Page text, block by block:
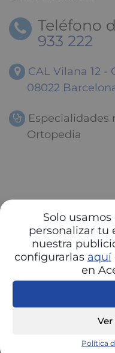
Solo
personalizar tu
nuestra
configurarlas aquí
en
Política
Teléfono
933 222
CAL Vilana 12 -
08022
Especialidades
Ortopedia